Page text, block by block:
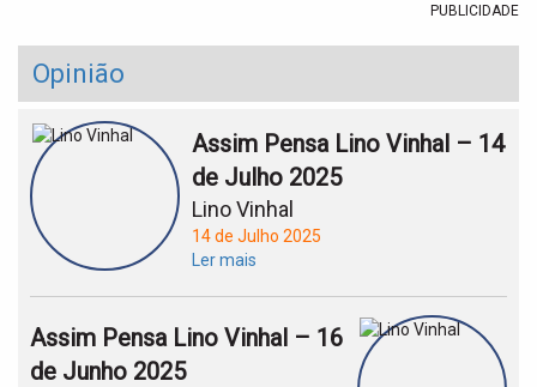
PUBLICIDADE
Opinião
Assim Pensa Lino Vinhal – 14
de Julho 2025
Lino Vinhal
14 de Julho 2025
Ler mais
Assim Pensa Lino Vinhal – 16
de Junho 2025